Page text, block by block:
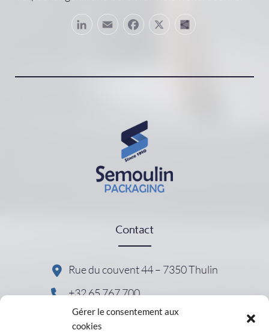
Gérer le consentement aux
cookies
Contact
Rue du couvent 44 – 7350 Thulin
+32 65 767 700